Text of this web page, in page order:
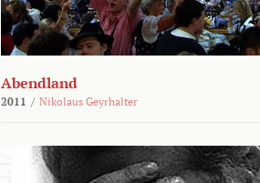
Abendland
2011 / Nikolaus Geyrhalter